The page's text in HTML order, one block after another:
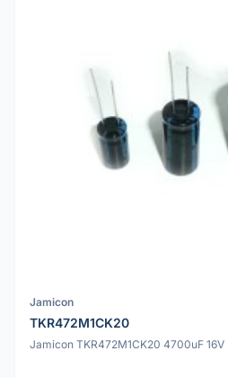
Jamicon
TKR472M1CK20
Jamicon TKR472M1CK20 4700uF